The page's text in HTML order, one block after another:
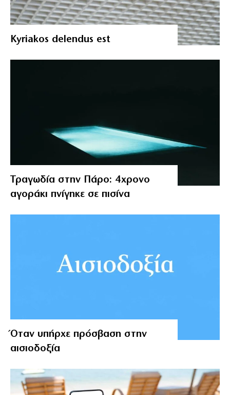
Kyriakos delendus est
Τραγωδία στην Πάρο: 4χρονο
αγοράκι πνίγηκε σε πισίνα
Όταν υπήρχε πρόσβαση στην
αισιοδοξία